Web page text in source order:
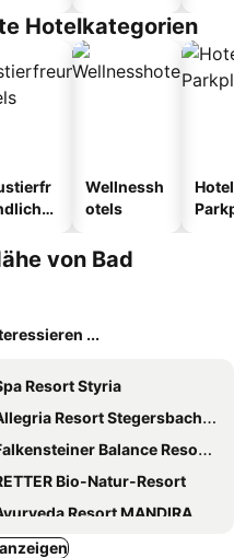
Hotelkategorien
Wellnessh
otels
von Bad
...
Resort Styria
Resort Stegersbach - Allegria Hotel
Balance Resort Stegersbach
Bio-Natur-Resort
Resort MANDIRA
Garni Thermenoase